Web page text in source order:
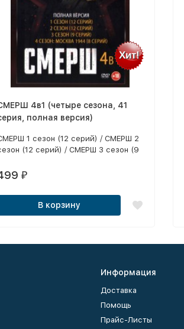
Хит!
4в1 (четыре сезона, 41
полная версия)
1 сезон (12 серий) / СМЕРШ 2
(12 серий) / СМЕРШ 3 сезон (9
(8 серий)
₽
В корзину
Информация
Доставка
Помощь
Прайс-Листы